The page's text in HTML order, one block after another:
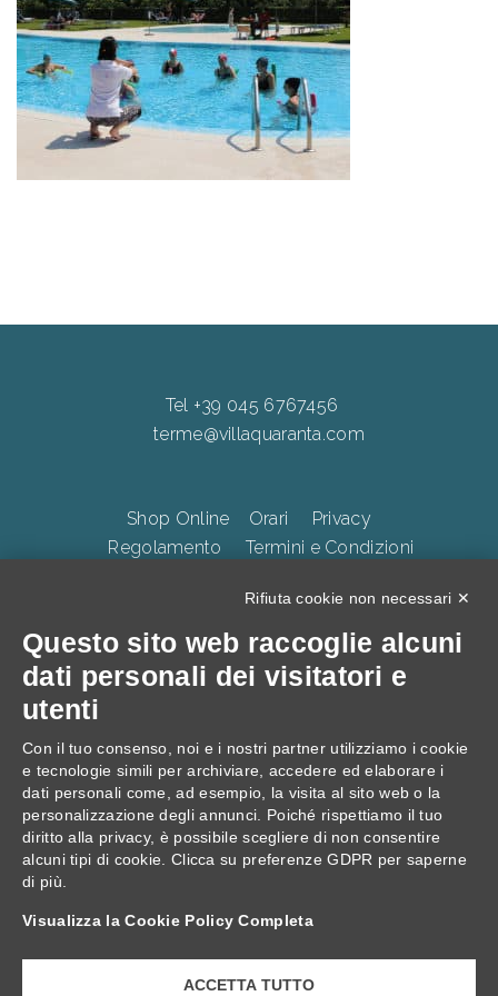
Tel +39 045 6767456
terme@villaquaranta.com
Shop Online Orari
Privacy
Regolamento
Termini e Condizioni
TERME DELLA VALPOLICELLA Villa Quaranta Park Srl.
p.iva 01283500237, Via Ospedaletto 57, Ospedaletto di
digitale, Ecologica e di Inclusività."
Rifiuta cookie non necessari ✕
Questo sito web raccoglie alcuni
dati personali dei visitatori e
utenti
Con il tuo consenso, noi e i nostri partner utilizziamo i cookie
e tecnologie simili per archiviare, accedere ed elaborare i
dati personali come, ad esempio, la visita al sito web o la
personalizzazione degli annunci. Poiché rispettiamo il tuo
diritto alla privacy, è possibile scegliere di non consentire
alcuni tipi di cookie. Clicca su preferenze GDPR per saperne
di più.
Visualizza la Cookie Policy Completa
ACCETTA TUTTO